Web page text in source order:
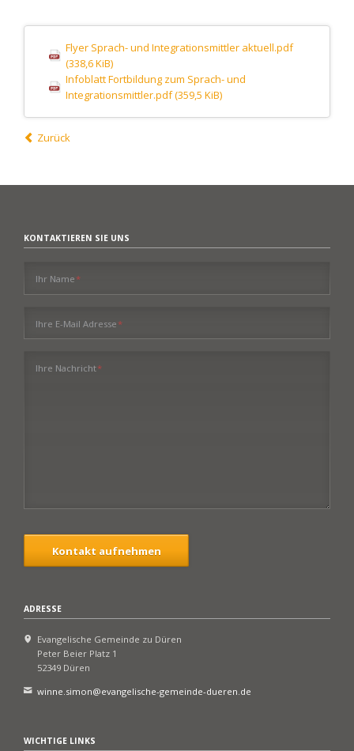
Flyer Sprach- und Integrationsmittler aktuell.pdf
(338,6 KiB)
Infoblatt Fortbildung zum Sprach- und
Integrationsmittler.pdf(359,5 KiB)
Zurück
KONTAKTIEREN SIE UNS
Pflichtfeld
Ihr Name*
Pflichtfeld
Ihre E-Mail Adresse*
Pflichtfeld
Ihre Nachricht*
Kontakt aufnehmen
ADRESSE
Evangelische Gemeinde zu Düren
Peter Beier Platz 1
52349 Düren
winne.simon@evangelische-gemeinde-dueren.de
WICHTIGE LINKS